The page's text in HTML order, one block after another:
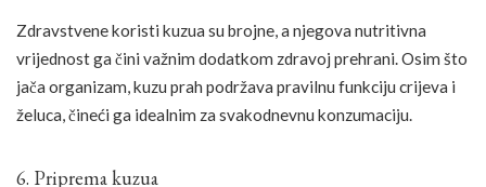
Zdravstvene koristi kuzua su brojne, a njegova nutritivna
vrijednost ga čini važnim dodatkom zdravoj prehrani. Osim što
jača organizam, kuzu prah podržava pravilnu funkciju crijeva i
želuca, čineći ga idealnim za svakodnevnu konzumaciju.
6. Priprema kuzua